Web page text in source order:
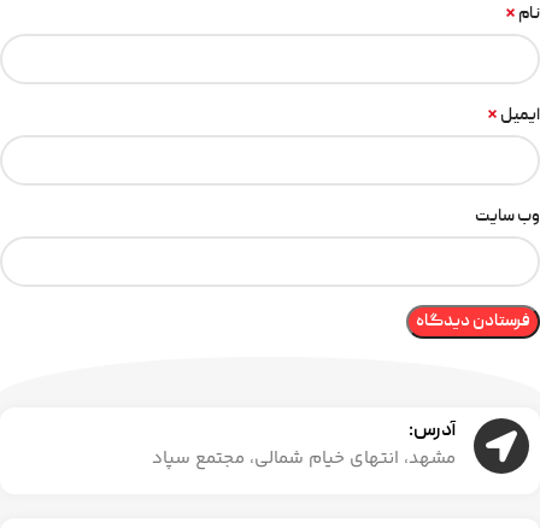
نام *
ایمیل *
وب‌ سایت
آدرس:
مشهد، انتهای خیام شمالی، مجتمع سپاد